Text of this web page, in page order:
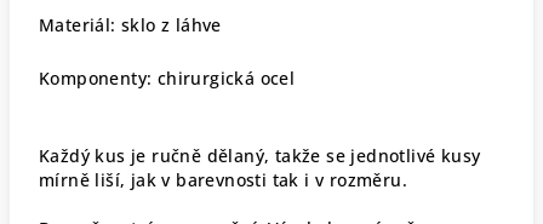
Materiál: sklo z láhve
Komponenty: chirurgická ocel
Každý kus je ručně dělaný, takže se jednotlivé kusy
mírně liší, jak v barevnosti tak i v rozměru.